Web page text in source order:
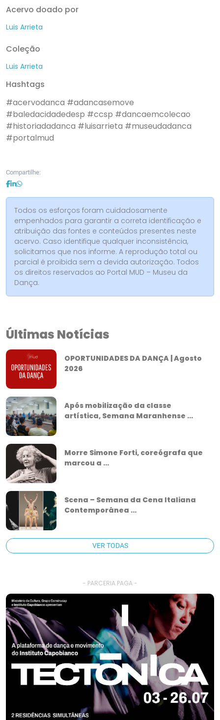
Acervo doado por
Luis Arrieta
Coleção
Luis Arrieta
Hashtags
#acervodanca #adancasemove
#baledacidadedesp #ccsp #dancaemcolecao
#historiadadanca #luisarrieta #museudadanca
#portalmud
Compartilhe:
Todos os esforços foram cuidadosamente
empenhados para garantir a correta identificação e
atribuição das fontes e conteúdos presentes neste
acervo. Caso identifique qualquer inconsistência,
solicitamos que nos informe. A reprodução total ou
parcial é proibida sem a devida autorização. Todos
os direitos reservados ao Portal MUD – Museu da
Dança.
Últimas Notícias
OPORTUNIDADES DA DANÇA | Agosto
2026
Após mobilização da classe
artística, Semana Maranhense ...
Morre Simone Forti, coreógrafa que
marcou a ...
Scena – Semana da Cena Italiana
Contemporânea ...
VER TODAS
- PARCERIA PAGA -